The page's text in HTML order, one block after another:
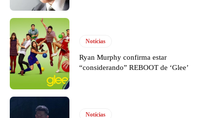
Notícias
Ryan Murphy confirma estar
“considerando” REBOOT de ‘Glee’
Notícias